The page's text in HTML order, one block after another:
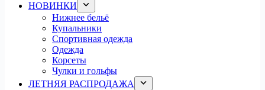
НОВИНКИ
Нижнее бельё
Купальники
Спортивная одежда
Одежда
Корсеты
Чулки и гольфы
ЛЕТНЯЯ РАСПРОДАЖА